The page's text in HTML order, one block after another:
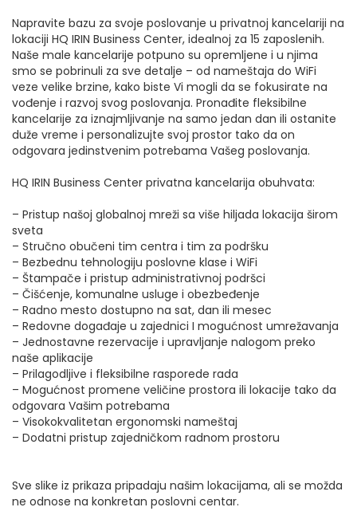
Napravite bazu za svoje poslovanje u privatnoj kancelariji na
lokaciji HQ IRIN Business Center, idealnoj za 15 zaposlenih.
Naše male kancelarije potpuno su opremljene i u njima
smo se pobrinuli za sve detalje – od nameštaja do WiFi
veze velike brzine, kako biste Vi mogli da se fokusirate na
vođenje i razvoj svog poslovanja. Pronađite fleksibilne
kancelarije za iznajmljivanje na samo jedan dan ili ostanite
duže vreme i personalizujte svoj prostor tako da on
odgovara jedinstvenim potrebama Vašeg poslovanja.
HQ IRIN Business Center privatna kancelarija obuhvata:
– Pristup našoj globalnoj mreži sa više hiljada lokacija širom
sveta
– Stručno obučeni tim centra i tim za podršku
– Bezbednu tehnologiju poslovne klase i WiFi
– Štampače i pristup administrativnoj podršci
– Čišćenje, komunalne usluge i obezbeđenje
– Radno mesto dostupno na sat, dan ili mesec
– Redovne događaje u zajednici I mogućnost umrežavanja
– Jednostavne rezervacije i upravljanje nalogom preko
naše aplikacije
– Prilagodljive i fleksibilne rasporede rada
– Mogućnost promene veličine prostora ili lokacije tako da
odgovara Vašim potrebama
– Visokokvalitetan ergonomski nameštaj
– Dodatni pristup zajedničkom radnom prostoru
Sve slike iz prikaza pripadaju našim lokacijama, ali se možda
ne odnose na konkretan poslovni centar.